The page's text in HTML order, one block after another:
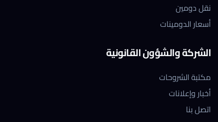
نقل دومين
أسعار الدومينات
الشركة والشؤون القانونية
مكتبة الشروحات
أخبار وإعلانات
اتصل بنا